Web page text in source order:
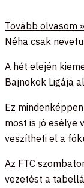
Tovább olvasom »
Néha csak
A hét elején
Bajnokok Ligája
Ez
most is jó esélye
veszítheti el a
Az FTC
vezetést a